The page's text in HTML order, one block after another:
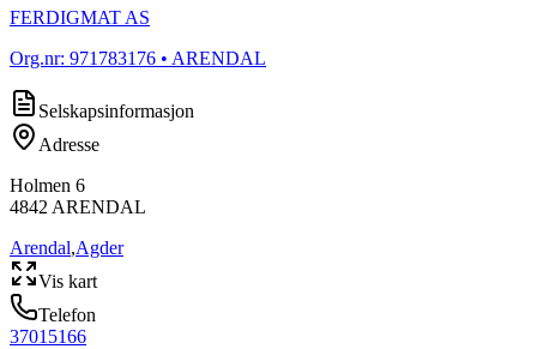
FERDIGMAT AS
Org.nr: 971783176 • ARENDAL
Selskapsinformasjon
Adresse
Holmen 6
4842ARENDAL
Arendal,Agder
Vis kart
Telefon
37015166